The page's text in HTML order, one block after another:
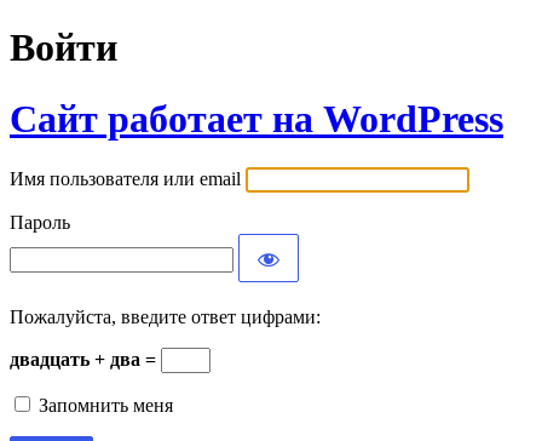
Войти
Сайт работает на WordPress
Имя пользователя или email
Пароль
Пожалуйста, введите ответ цифрами:
двадцать + два =
Запомнить меня